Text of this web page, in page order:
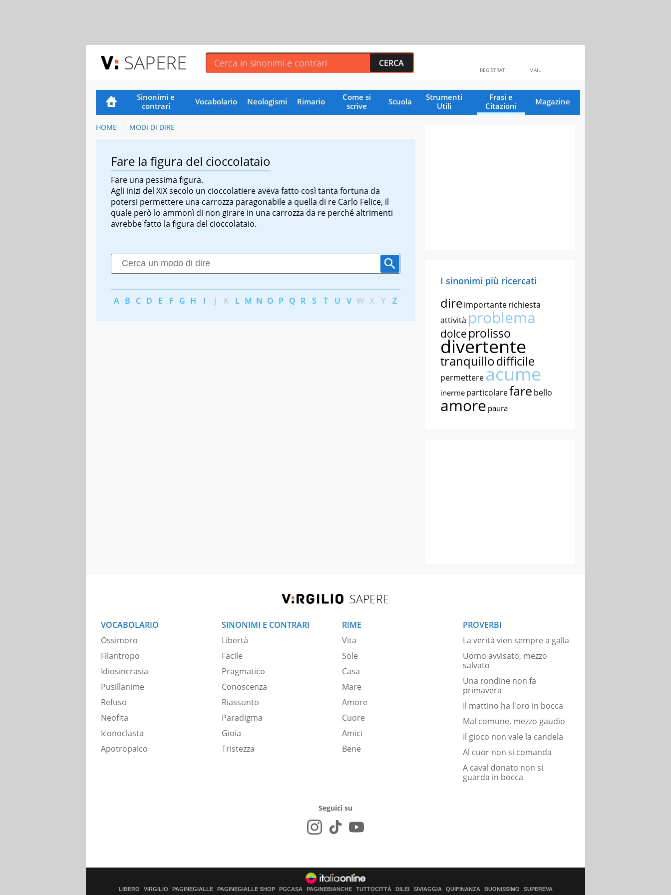
SAPERE MAIL
REGISTRATI
Sinonimi e
contrari
Vocabolario Neologismi Rimario
Come si
scrive
Scuola
Strumenti
Utili
Frasi e
Citazioni
Magazine
HOME MODI DI DIRE
Fare la figura del cioccolataio
Fare una pessima figura.
Agli inizi del XIX secolo un cioccolatiere aveva fatto così tanta fortuna da
potersi permettere una carrozza paragonabile a quella di re Carlo Felice, il
quale però lo ammonì di non girare in una carrozza da re perché altrimenti
avrebbe fatto la figura del cioccolataio.
A B C D E F G H I J K L M N O P Q R S T U V W X Y Z
I sinonimi più ricercati
direimportanterichiesta
attività problema
dolce prolisso
divertente
tranquillodifficile
permettereacume
inerme particolarefare bello
amore paura
SAPERE
VOCABOLARIO
Ossimoro
Filantropo
Idiosincrasia
Pusillanime
Refuso
Neofita
Iconoclasta
Apotropaico
SINONIMI E CONTRARI
Libertà
Facile
Pragmatico
Conoscenza
Riassunto
Paradigma
Gioia
Tristezza
RIME
Vita
Sole
Casa
Mare
Amore
Cuore
Amici
Bene
PROVERBI
La verità vien sempre a galla
Uomo avvisato, mezzo
salvato
Una rondine non fa
primavera
Il mattino ha l'oro in bocca
Mal comune, mezzo gaudio
Il gioco non vale la candela
Al cuor non si comanda
A caval donato non si
guarda in bocca
Seguici su
LIBERO VIRGILIO PAGINEGIALLE PAGINEGIALLE SHOP PGCASA PAGINEBIANCHE TUTTOCITTÀ DILEI SIVIAGGIA QUIFINANZA BUONISSIMO SUPEREVA